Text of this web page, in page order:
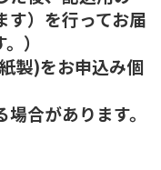
す）を行ってお届
）
製)をお申込み個
合があります。